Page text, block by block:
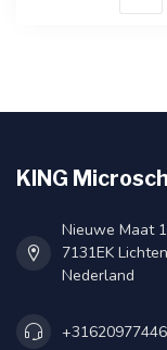
KING
Nieuwe Maat
7131EK
Nederland
+31620977446